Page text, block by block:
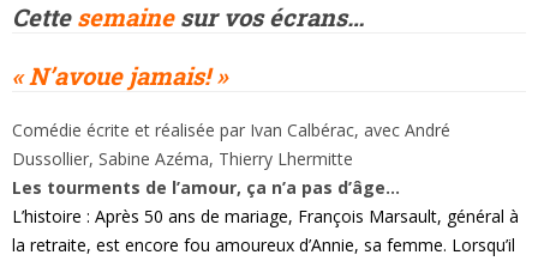
Cettesemainesur vos écrans…
« N’avoue jamais! »
Comédie écrite et réalisée par Ivan Calbérac, avec André
Dussollier, Sabine Azéma, Thierry Lhermitte
Les tourments de l’amour, ça n’a pas d’âge…
L’histoire : Après 50 ans de mariage, François Marsault, général à
la retraite, est encore fou amoureux d’Annie, sa femme. Lorsqu’il